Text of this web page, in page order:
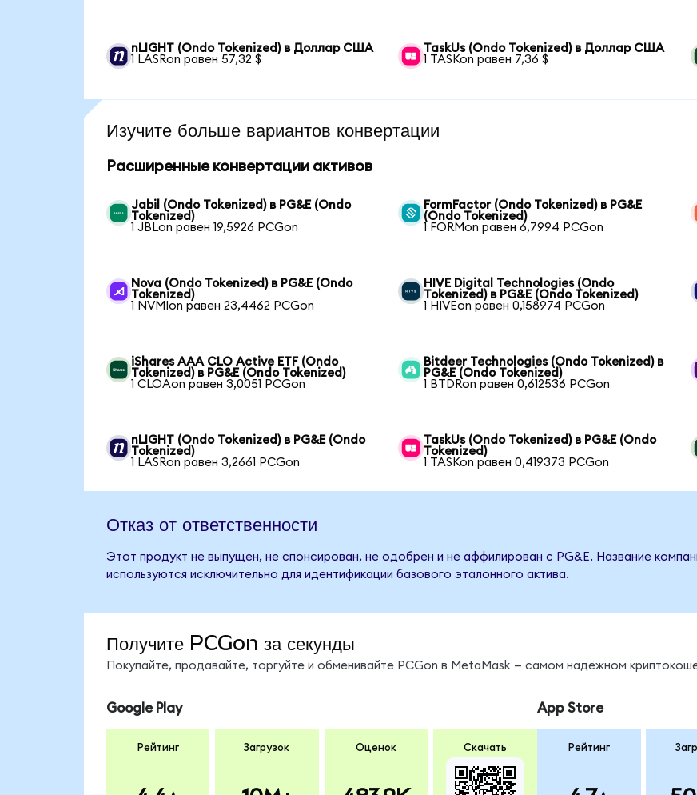
nLIGHT (Ondo Tokenized) в Доллар США
1 LASRon равен 57,32 $
TaskUs (Ondo Tokenized) в Доллар США
1 TASKon равен 7,36 $
Изучите больше вариантов конвертации
Расширенные конвертации активов
Jabil (Ondo Tokenized) в PG&E (Ondo
Tokenized)
1 JBLon равен 19,5926 PCGon
FormFactor (Ondo Tokenized) в PG&E
(Ondo Tokenized)
1 FORMon равен 6,7994 PCGon
Nova (Ondo Tokenized) в PG&E (Ondo
Tokenized)
1 NVMIon равен 23,4462 PCGon
HIVE Digital Technologies (Ondo
Tokenized) в PG&E (Ondo Tokenized)
1 HIVEon равен 0,158974 PCGon
iShares AAA CLO Active ETF (Ondo
Tokenized) в PG&E (Ondo Tokenized)
1 CLOAon равен 3,0051 PCGon
Bitdeer Technologies (Ondo Tokenized) в
PG&E (Ondo Tokenized)
1 BTDRon равен 0,612536 PCGon
nLIGHT (Ondo Tokenized) в PG&E (Ondo
Tokenized)
1 LASRon равен 3,2661 PCGon
TaskUs (Ondo Tokenized) в PG&E (Ondo
Tokenized)
1 TASKon равен 0,419373 PCGon
Отказ от ответственности
Этот продукт не выпущен, не спонсирован, не одобрен и не аффилирован с PG&E. Название
используются исключительно для идентификации базового эталонного актива.
Получите PCGon за секунды
Покупайте, продавайте, торгуйте и обменивайте PCGon в MetaMask — самом надёжном
Google Play
Рейтинг Загрузок Оценок Скачать
App Store
Рейтинг